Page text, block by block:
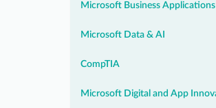
Microsoft Business Applications
Microsoft Data & AI
CompTIA